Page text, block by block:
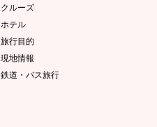
クルーズ
ホテル
旅行目的
現地情報
鉄道・バス旅行